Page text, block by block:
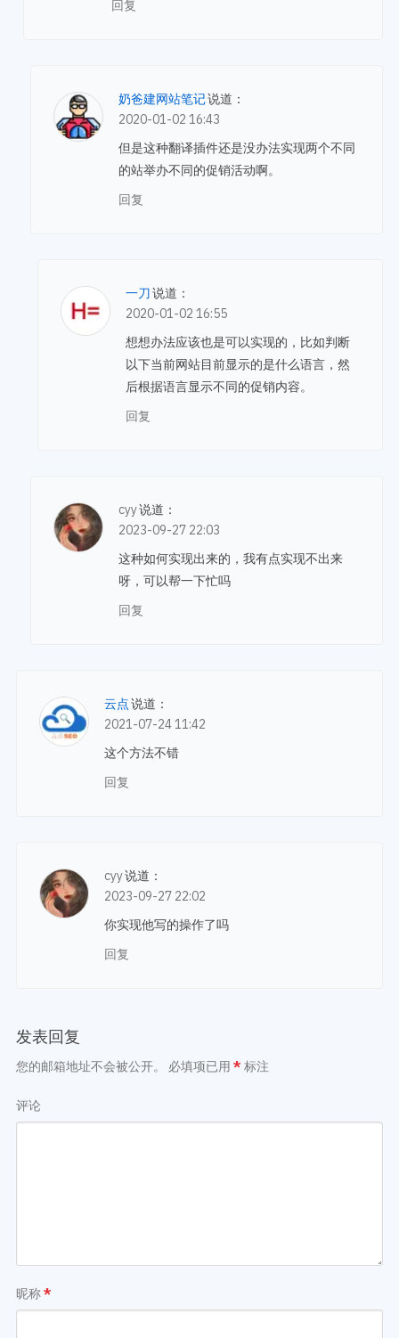
回复
奶爸建网站笔记说道：
2020-01-02 16:43
但是这种翻译插件还是没办法实现两个不同
的站举办不同的促销活动啊。
回复
一刀说道：
2020-01-02 16:55
想想办法应该也是可以实现的，比如判断
以下当前网站目前显示的是什么语言，然
后根据语言显示不同的促销内容。
回复
cyy说道：
2023-09-27 22:03
这种如何实现出来的，我有点实现不出来
呀，可以帮一下忙吗
回复
云点说道：
2021-07-24 11:42
这个方法不错
回复
cyy说道：
2023-09-27 22:02
你实现他写的操作了吗
回复
发表回复
您的邮箱地址不会被公开。 必填项已用 * 标注
评论
昵称*